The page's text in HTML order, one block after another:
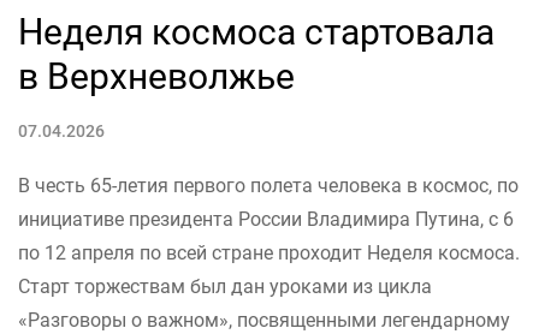
Неделя космоса стартовала
в Верхневолжье
07.04.2026
В честь 65-летия первого полета человека в космос, по
инициативе президента России Владимира Путина, с 6
по 12 апреля по всей стране проходит Неделя космоса.
Старт торжествам был дан уроками из цикла
«Разговоры о важном», посвященными легендарному